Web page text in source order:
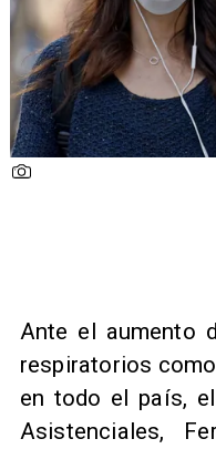
Ante el aumento
respiratorios
en todo el país,
Asistenciales,